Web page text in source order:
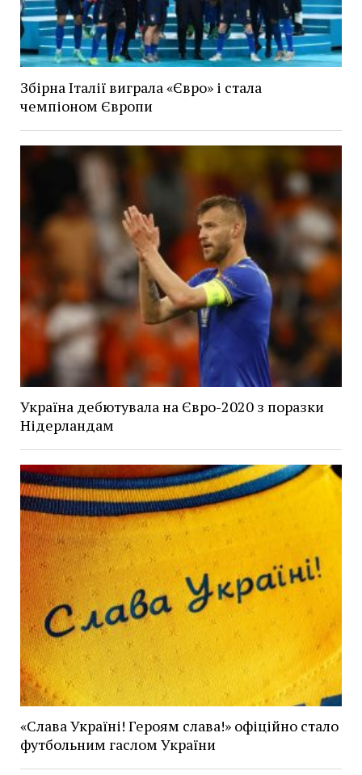
Збірна Італії виграла «Євро» і стала
чемпіоном Європи
Україна дебютувала на Євро-2020 з поразки
Нідерландам
«Слава Україні! Героям слава!» офіційно стало
футбольним гаслом України